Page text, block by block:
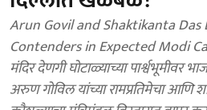
Arun Govil and Shaktikanta Das
Contenders in Expected Modi
मंदिर देणगी घोटाळ्याच्या पार्श्वभूमीवर
अरुण गोविल यांच्या रामप्रतिमेचा आणि